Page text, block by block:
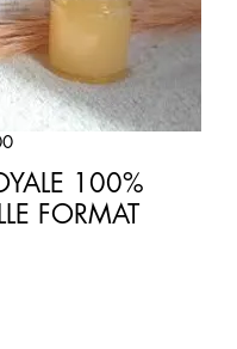
100%
FORMAT